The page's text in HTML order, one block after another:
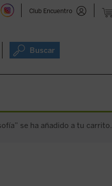
Club Encuentro
Buscar
se ha añadido a tu carrito.